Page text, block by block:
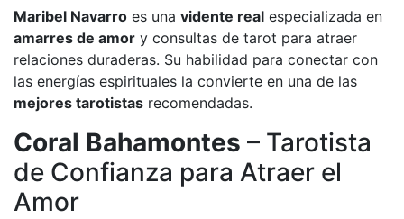
Maribel Navarro es una vidente real especializada en
amarres de amor y consultas de tarot para atraer
relaciones duraderas. Su habilidad para conectar con
las energías espirituales la convierte en una de las
mejores tarotistas recomendadas.
Coral Bahamontes – Tarotista
de Confianza para Atraer el
Amor